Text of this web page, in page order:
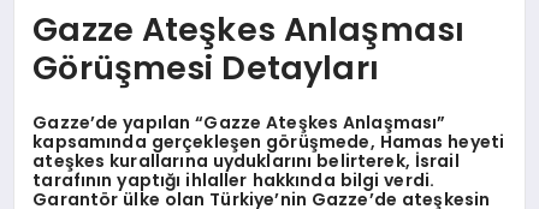
Gazze Ateşkes Anlaşması
Görüşmesi Detayları
Gazze’de yapılan “Gazze Ateşkes Anlaşması”
kapsamında gerçekleşen görüşmede, Hamas heyeti
ateşkes kurallarına uyduklarını belirterek, İsrail
tarafının yaptığı ihlaller hakkında bilgi verdi.
Garantör ülke olan Türkiye’nin Gazze’de ateşkesin